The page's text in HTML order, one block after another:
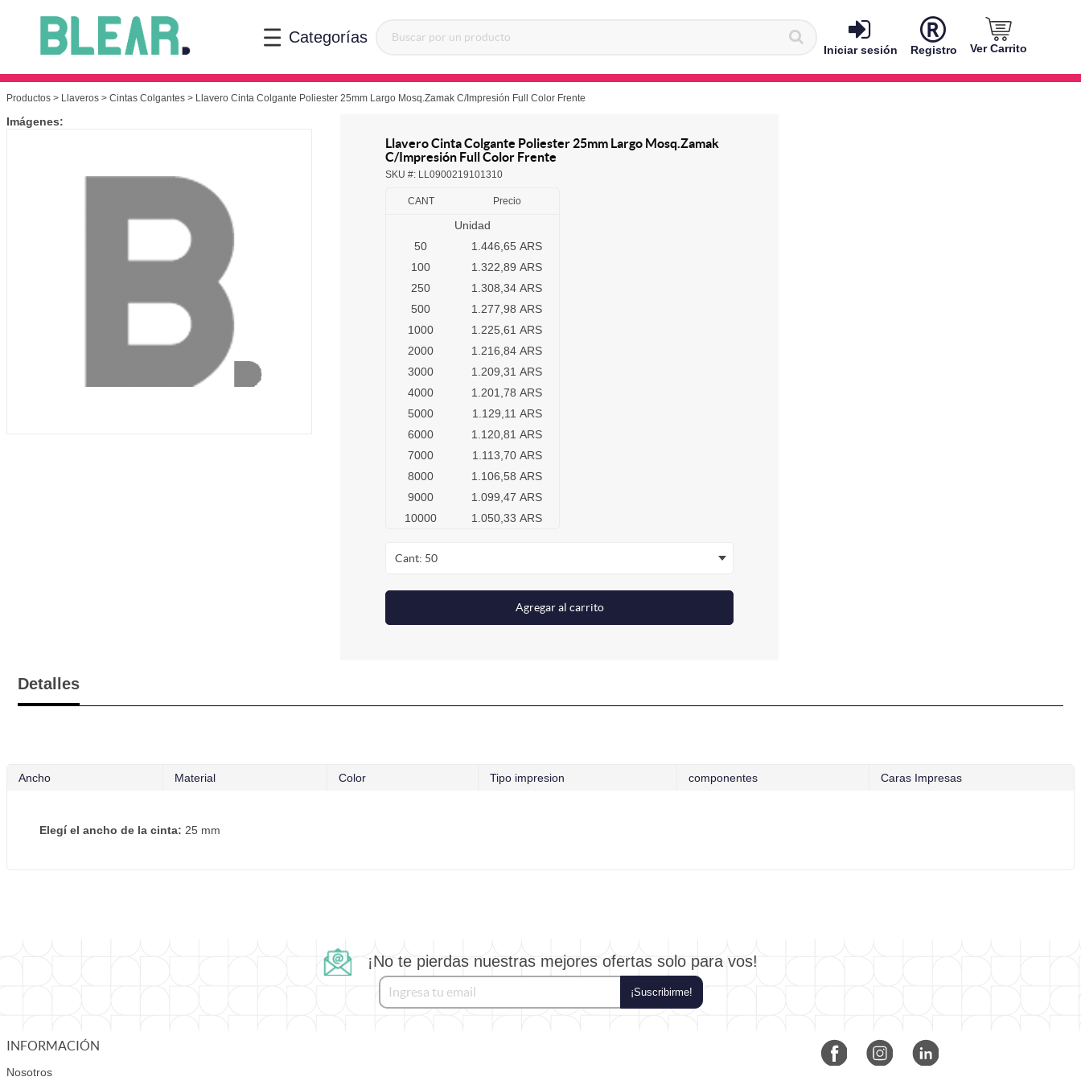
Categorías
Iniciar sesión Registro Ver Carrito
Productos > Llaveros > Cintas Colgantes > Llavero Cinta Colgante Poliester 25mm Largo Mosq.Zamak C/Impresión Full Color Frente
Imágenes:
Llavero Cinta Colgante Poliester 25mm Largo Mosq.Zamak
C/Impresión Full Color Frente
SKU #: LL0900219101310
CANT Precio
Unidad
50
1.446,65 ARS
100
1.322,89 ARS
250
1.308,34 ARS
500
1.277,98 ARS
1000
1.225,61 ARS
2000
1.216,84 ARS
3000
1.209,31 ARS
4000
1.201,78 ARS
5000
1.129,11 ARS
6000
1.120,81 ARS
7000
1.113,70 ARS
8000
1.106,58 ARS
9000
1.099,47 ARS
10000
1.050,33 ARS
Cant: 50
Agregar al carrito
Detalles
Ancho Material Color Tipo impresion componentes Caras Impresas
Elegí el ancho de la cinta: 25 mm
¡No te pierdas nuestras mejores ofertas solo para vos!
¡Suscribirme!
INFORMACIÓN
Nosotros